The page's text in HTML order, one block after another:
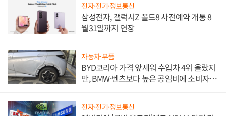
전자·전기·정보통신
삼성전자, 갤럭시Z 폴드8 사전예약 개통 8
월31일까지 연장
자동차·부품
BYD코리아 가격 앞세워 수입차 4위 올랐지
만, BMW·벤츠보다 높은 공임비에 소비자
전자·전기·정보통신